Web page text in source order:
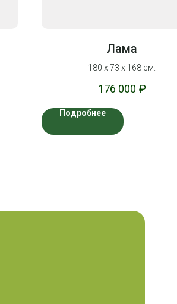
Лама
180 х 73 х 168 см.
176 000 ₽
Подробнее